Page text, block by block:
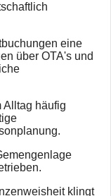
eine
über OTA's und
Alltag häufig
klingt